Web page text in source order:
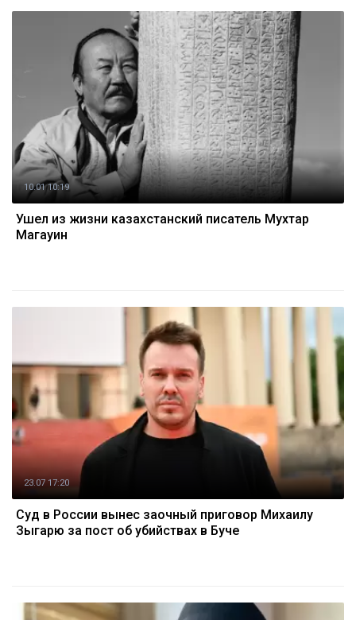
10.01 10:19
Ушел из жизни казахстанский писатель Мухтар
Магауин
23.07 17:20
Суд в России вынес заочный приговор Михаилу
Зыгарю за пост об убийствах в Буче